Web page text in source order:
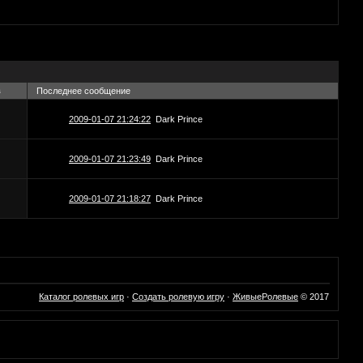
Последнее сообщение
2009-01-07 21:24:22 Dark Prince
2009-01-07 21:23:49 Dark Prince
2009-01-07 21:18:27 Dark Prince
Каталог ролевых игр · Создать ролевую игру · ЖивыеРолевые © 2017